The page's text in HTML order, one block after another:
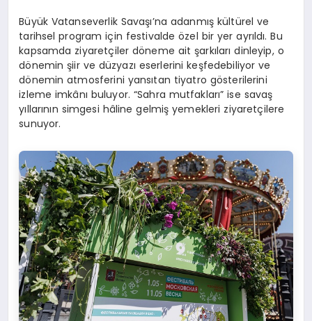
Büyük Vatanseverlik Savaşı’na adanmış kültürel ve
tarihsel program için festivalde özel bir yer ayrıldı. Bu
kapsamda ziyaretçiler döneme ait şarkıları dinleyip, o
dönemin şiir ve düzyazı eserlerini keşfedebiliyor ve
dönemin atmosferini yansıtan tiyatro gösterilerini
izleme imkânı buluyor. “Sahra mutfakları” ise savaş
yıllarının simgesi hâline gelmiş yemekleri ziyaretçilere
sunuyor.